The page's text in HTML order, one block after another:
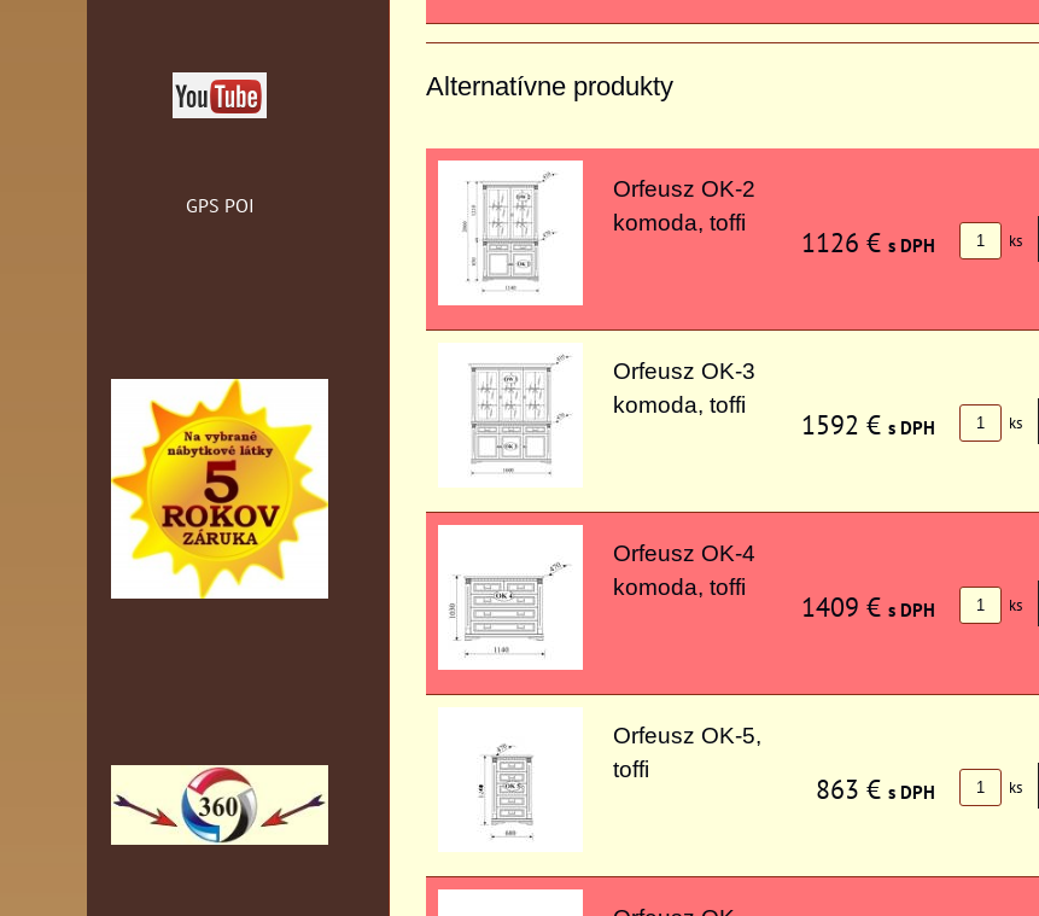
Alternatívne produkty
Orfeusz OK-2
komoda, toffi
1126 € s DPH ks
Orfeusz OK-3
komoda, toffi
1592 € s DPH ks
Orfeusz OK-4
komoda, toffi
1409 € s DPH ks
Orfeusz OK-5,
toffi
863 € s DPH ks
GPS POI